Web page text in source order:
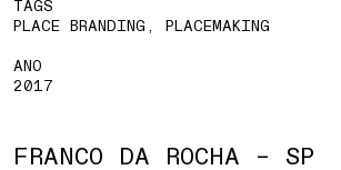
TAGS
PLACE BRANDING, PLACEMAKING
ANO
2017
FRANCO DA ROCHA – SP